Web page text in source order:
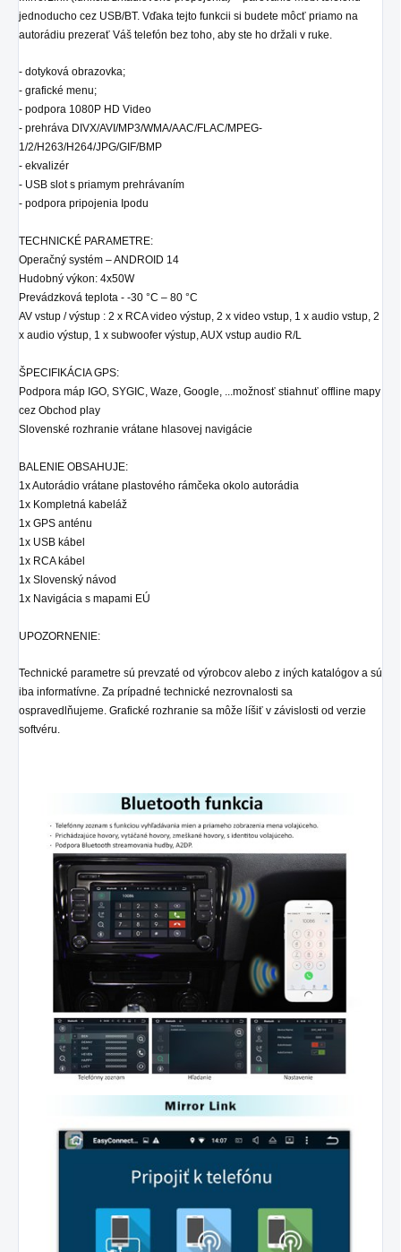
jednoducho cez USB/BT. Vďaka tejto funkcii si budete môcť priamo na
autorádiu prezerať Váš telefón bez toho, aby ste ho držali v ruke.
- dotyková obrazovka;
- grafické menu;
- podpora 1080P HD Video
- prehráva DIVX/AVI/MP3/WMA/AAC/FLAC/MPEG-
1/2/H263/H264/JPG/GIF/BMP
- ekvalizér
- USB slot s priamym prehrávaním
- podpora pripojenia Ipodu
TECHNICKÉ PARAMETRE:
Operačný systém – ANDROID 14
Hudobný výkon: 4x50W
Prevádzková teplota - -30 °C – 80 °C
AV vstup / výstup : 2 x RCA video výstup, 2 x video vstup, 1 x audio vstup, 2
x audio výstup, 1 x subwoofer výstup, AUX vstup audio R/L
ŠPECIFIKÁCIA GPS:
Podpora máp IGO, SYGIC, Waze, Google, ...možnosť stiahnuť offline mapy
cez Obchod play
Slovenské rozhranie vrátane hlasovej navigácie
BALENIE OBSAHUJE:
1x Autorádio vrátane plastového rámčeka okolo autorádia
1x Kompletná kabeláž
1x GPS anténu
1x USB kábel
1x RCA kábel
1x Slovenský návod
1x Navigácia s mapami EÚ
UPOZORNENIE:
Technické parametre sú prevzaté od výrobcov alebo z iných katalógov a sú
iba informatívne. Za prípadné technické nezrovnalosti sa
ospravedlňujeme. Grafické rozhranie sa môže líšiť v závislosti od verzie
softvéru.